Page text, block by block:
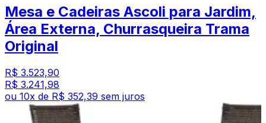
Mesa e Cadeiras Ascoli para Jardim,
Área Externa, Churrasqueira Trama
Original
R$ 3.523,90
R$ 3.241,98
ou 10x de R$ 352,39 sem juros